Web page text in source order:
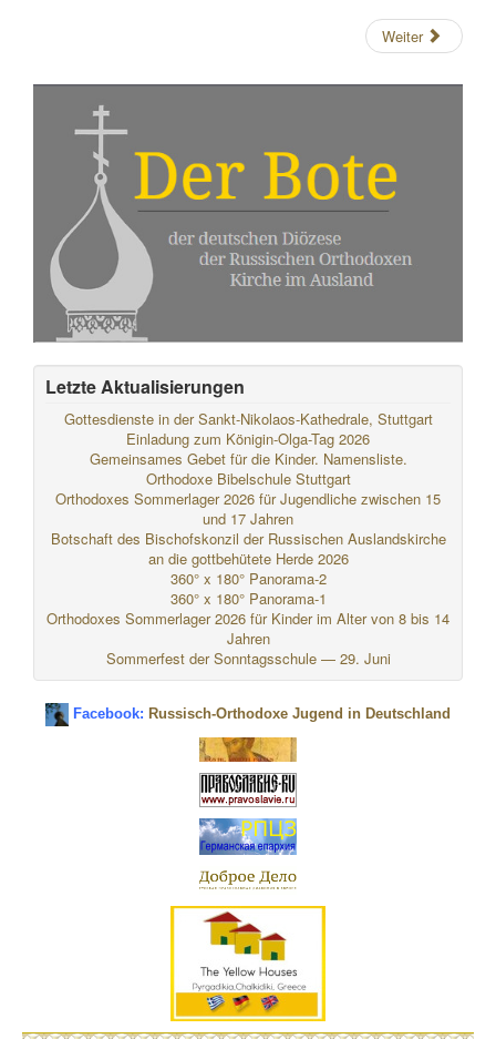
Weiter
Letzte Aktualisierungen
Gottesdienste in der Sankt-Nikolaos-Kathedrale, Stuttgart
Einladung zum Königin-Olga-Tag 2026
Gemeinsames Gebet für die Kinder. Namensliste.
Orthodoxe Bibelschule Stuttgart
Orthodoxes Sommerlager 2026 für Jugendliche zwischen 15
und 17 Jahren
Botschaft des Bischofskonzil der Russischen Auslandskirche
an die gottbehütete Herde 2026
360° x 180° Panorama-2
360° x 180° Panorama-1
Orthodoxes Sommerlager 2026 für Kinder im Alter von 8 bis 14
Jahren
Sommerfest der Sonntagsschule — 29. Juni
Facebook: Russisch-Orthodoxe Jugend in Deutschland